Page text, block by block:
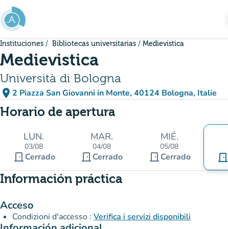
Ir al contenido principal
Instituciones Bibliotecas universitarias Medievistica
Medievistica
Università di Bologna
place 2 Piazza San Giovanni in Monte, 40124 Bologna, Italie
(abrir en Google Maps)
(nueva pestaña)
Horario de apertura
LUN.
03/08
door_front Cerrado
MAR.
04/08
door_front Cerrado
MIÉ.
05/08
door_front Cerrado door_front
Información práctica
Acceso
Condizioni d'accesso : Verifica i servizi disponibili